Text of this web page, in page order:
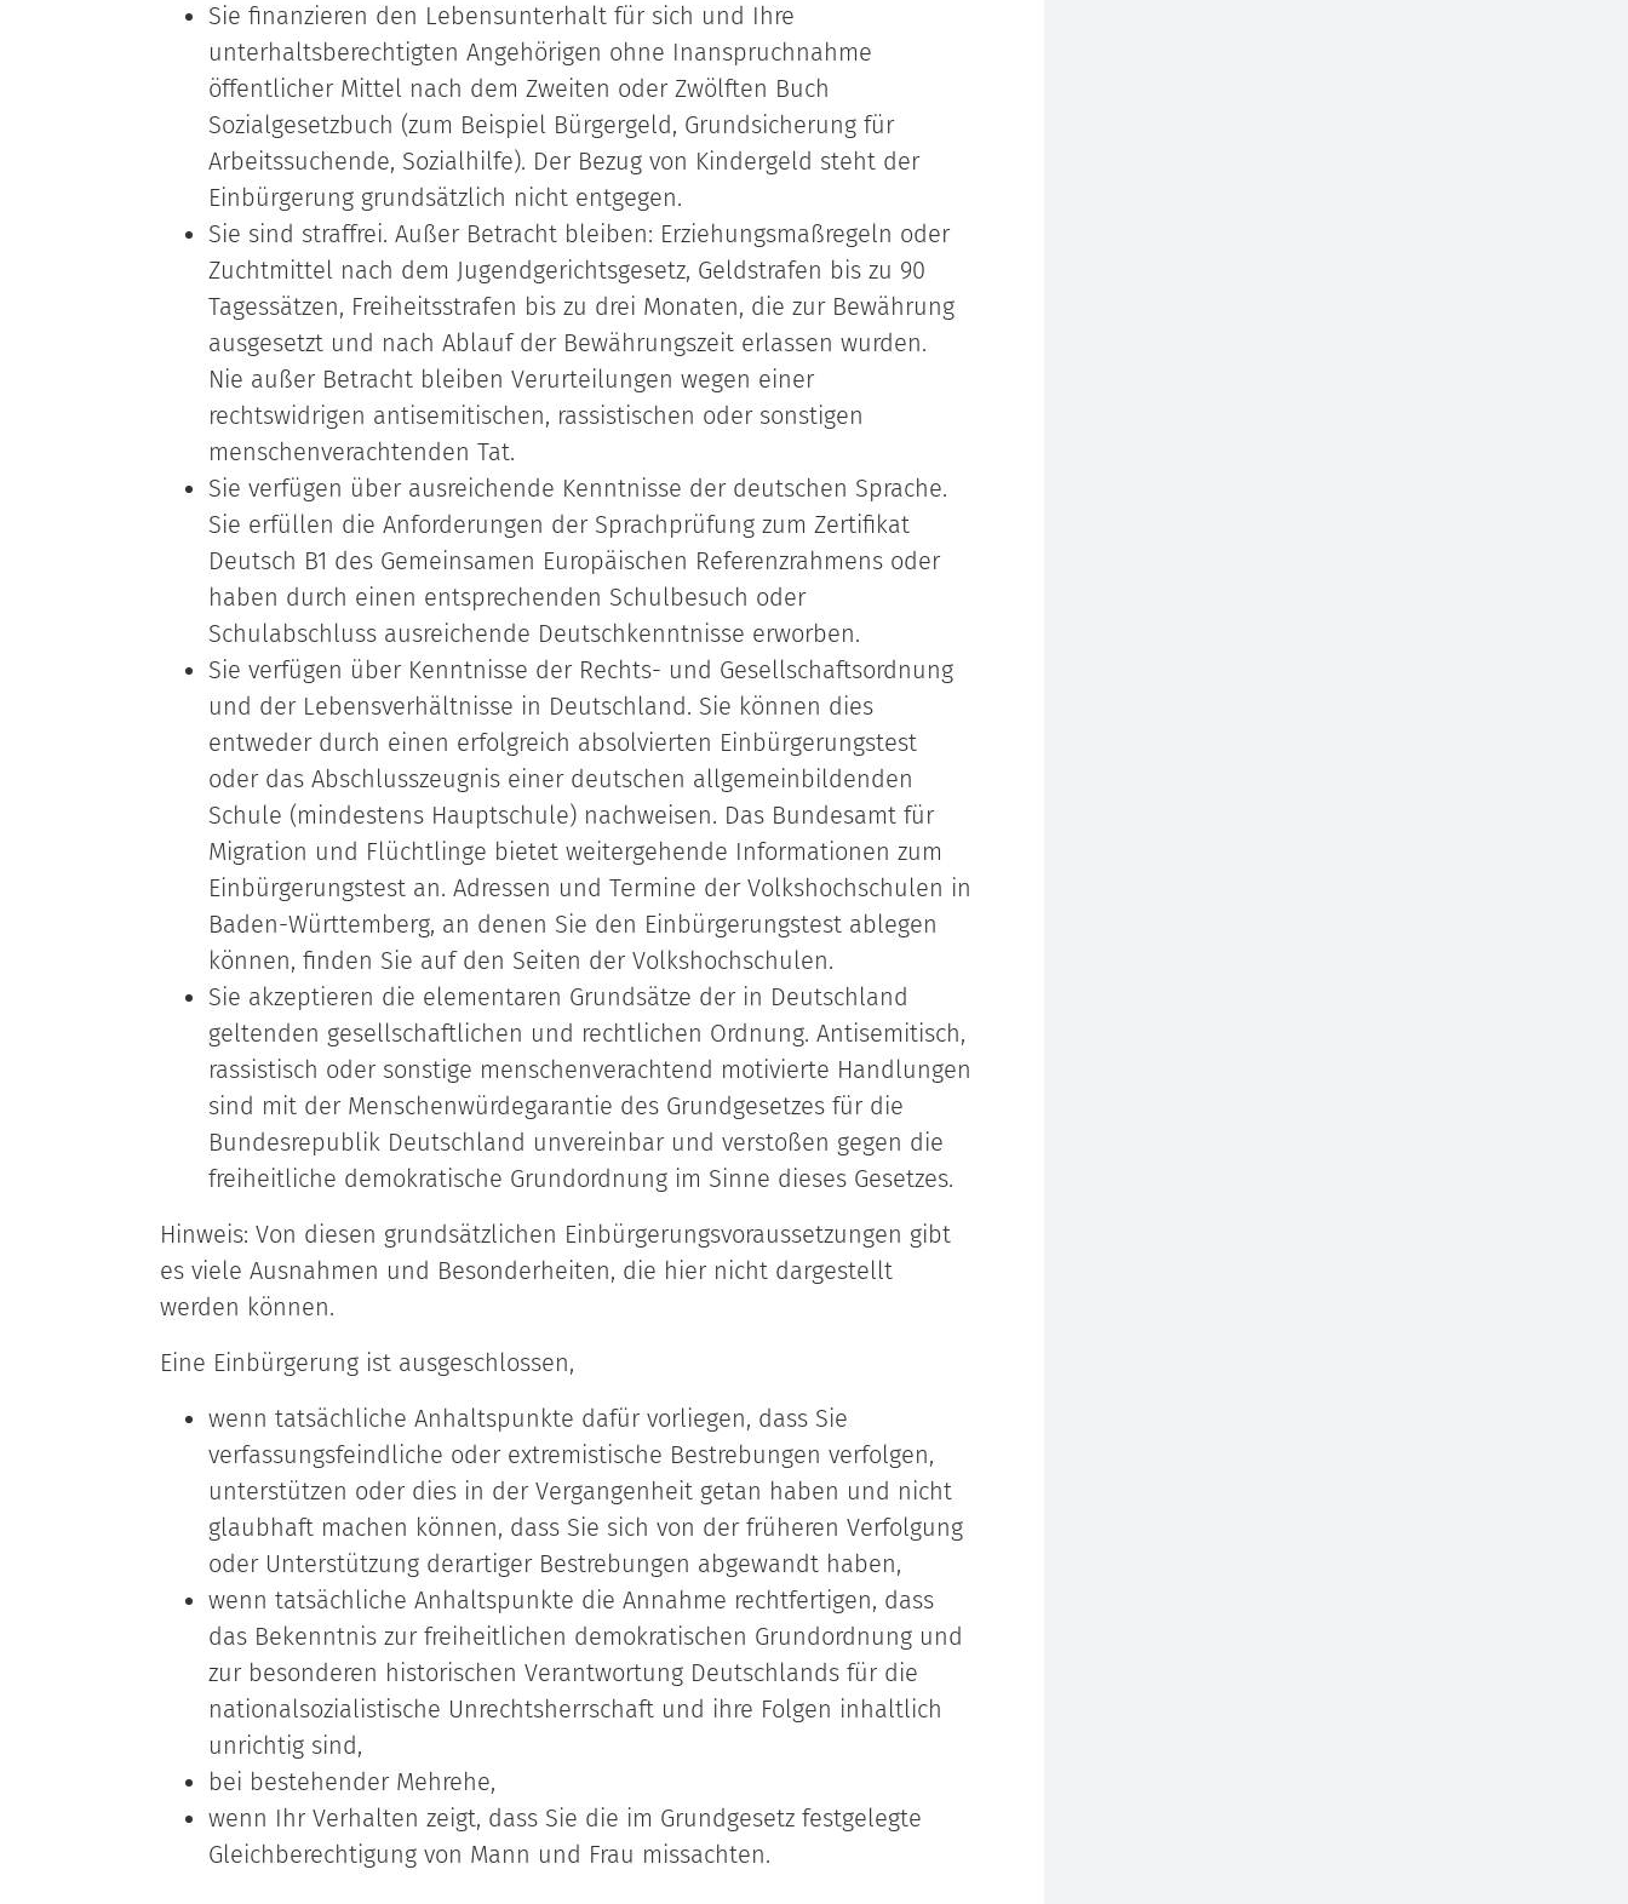
Sie finanzieren den Lebensunterhalt für sich und Ihre
unterhaltsberechtigten Angehörigen ohne Inanspruchnahme
öffentlicher Mittel nach dem Zweiten oder Zwölften Buch
Sozialgesetzbuch (zum Beispiel Bürgergeld, Grundsicherung für
Arbeitssuchende, Sozialhilfe). Der Bezug von Kindergeld steht der
Einbürgerung grundsätzlich nicht entgegen.
Sie sind straffrei. Außer Betracht bleiben: Erziehungsmaßregeln oder
Zuchtmittel nach dem Jugendgerichtsgesetz, Geldstrafen bis zu 90
Tagessätzen, Freiheitsstrafen bis zu drei Monaten, die zur Bewährung
ausgesetzt und nach Ablauf der Bewährungszeit erlassen wurden.
Nie außer Betracht bleiben Verurteilungen wegen einer
rechtswidrigen antisemitischen, rassistischen oder sonstigen
menschenverachtenden Tat.
Sie verfügen über ausreichende Kenntnisse der deutschen Sprache.
Sie erfüllen die Anforderungen der Sprachprüfung zum Zertifikat
Deutsch B1 des Gemeinsamen Europäischen Referenzrahmens oder
haben durch einen entsprechenden Schulbesuch oder
Schulabschluss ausreichende Deutschkenntnisse erworben.
Sie verfügen über Kenntnisse der Rechts- und Gesellschaftsordnung
und der Lebensverhältnisse in Deutschland. Sie können dies
entweder durch einen erfolgreich absolvierten Einbürgerungstest
oder das Abschlusszeugnis einer deutschen allgemeinbildenden
Schule (mindestens Hauptschule) nachweisen. Das Bundesamt für
Migration und Flüchtlinge bietet weitergehende Informationen zum
Einbürgerungstest an. Adressen und Termine der Volkshochschulen in
Baden-Württemberg, an denen Sie den Einbürgerungstest ablegen
können, finden Sie auf den Seiten der Volkshochschulen.
Sie akzeptieren die elementaren Grundsätze der in Deutschland
geltenden gesellschaftlichen und rechtlichen Ordnung. Antisemitisch,
rassistisch oder sonstige menschenverachtend motivierte Handlungen
sind mit der Menschenwürdegarantie des Grundgesetzes für die
Bundesrepublik Deutschland unvereinbar und verstoßen gegen die
freiheitliche demokratische Grundordnung im Sinne dieses Gesetzes.
Hinweis: Von diesen grundsätzlichen Einbürgerungsvoraussetzungen gibt
es viele Ausnahmen und Besonderheiten, die hier nicht dargestellt
werden können.
Eine Einbürgerung ist ausgeschlossen,
wenn tatsächliche Anhaltspunkte dafür vorliegen, dass Sie
verfassungsfeindliche oder extremistische Bestrebungen verfolgen,
unterstützen oder dies in der Vergangenheit getan haben und nicht
glaubhaft machen können, dass Sie sich von der früheren Verfolgung
oder Unterstützung derartiger Bestrebungen abgewandt haben,
wenn tatsächliche Anhaltspunkte die Annahme rechtfertigen, dass
das Bekenntnis zur freiheitlichen demokratischen Grundordnung und
zur besonderen historischen Verantwortung Deutschlands für die
nationalsozialistische Unrechtsherrschaft und ihre Folgen inhaltlich
unrichtig sind,
bei bestehender Mehrehe,
wenn Ihr Verhalten zeigt, dass Sie die im Grundgesetz festgelegte
Gleichberechtigung von Mann und Frau missachten.